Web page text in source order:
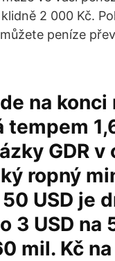
2 000 Kč.
peníze
na konci
tempem
GDR v
ropný
USD je
3 USD na
mil. Kč na